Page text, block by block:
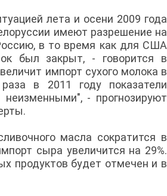
лета и осени 2009 года
имеют разрешение на
в то время как для США
был закрыт, - говорится в
импорт сухого молока в
в 2011 году показатели
неизменными", - прогнозируют
масла сократится в
сыра увеличится на 29%.
продуктов будет отмечен и в